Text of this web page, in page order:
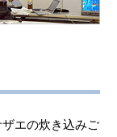
エの炊き込みご